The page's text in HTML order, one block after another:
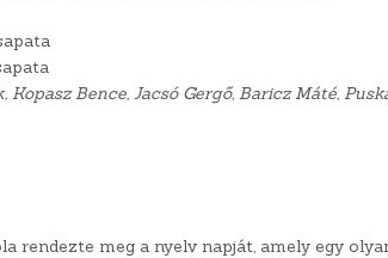
Bence, Jacsó Gergő, Baricz Máté,
rendezte meg a nyelv napját, amely egy